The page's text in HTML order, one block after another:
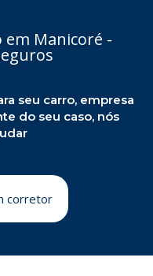
em Manicoré -
seu carro, empresa
do seu caso, nós
corretor